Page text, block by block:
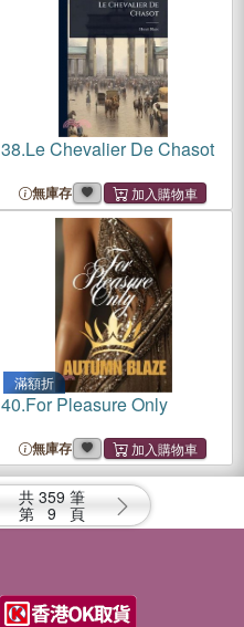
38.Le Chevalier De Chasot
無庫存
滿額折
40.For Pleasure Only
無庫存
共 359 筆
第 9 頁